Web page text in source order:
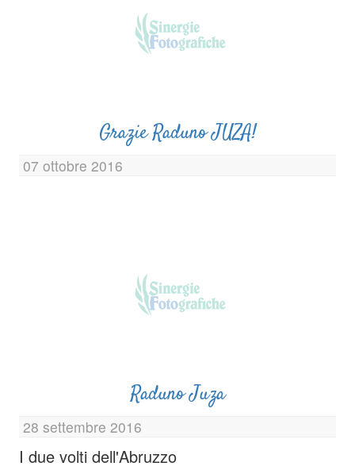
Grazie Raduno JUZA!
07 ottobre 2016
Raduno Juza
28 settembre 2016
I due volti dell'Abruzzo